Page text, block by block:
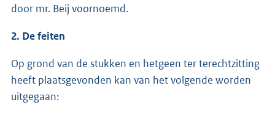
door mr. Beij voornoemd.
2. De feiten
Op grond van de stukken en hetgeen ter terechtzitting
heeft plaatsgevonden kan van het volgende worden
uitgegaan: